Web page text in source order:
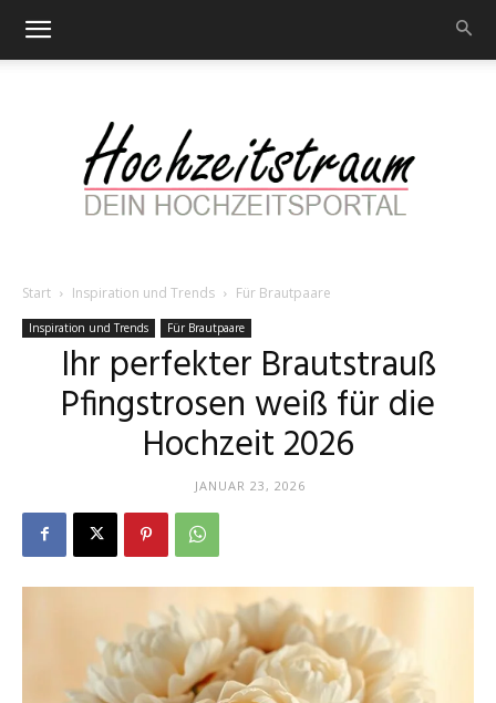
Hochzeitstraum
Portal
Start Inspiration und Trends Für Brautpaare
Inspiration und Trends Für Brautpaare
Ihr perfekter Brautstrauß
Pfingstrosen weiß für die
Hochzeit 2026
JANUAR 23, 2026